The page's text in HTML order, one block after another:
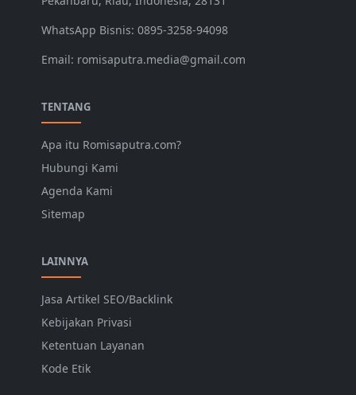
WhatsApp Bisnis: 0895-3258-94098
Email: romisaputra.media@gmail.com
TENTANG
Apa itu Romisaputra.com?
Hubungi Kami
Agenda Kami
Sitemap
LAINNYA
Jasa Artikel SEO/Backlink
Kebijakan Privasi
Ketentuan Layanan
Kode Etik